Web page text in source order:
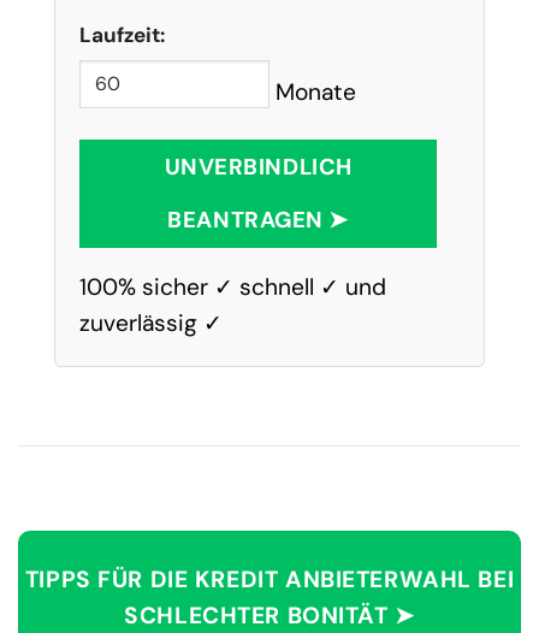
Laufzeit:
Monate
UNVERBINDLICH
BEANTRAGEN ➤
100% sicher ✓ schnell ✓ und
zuverlässig ✓
TIPPS FÜR DIE KREDIT ANBIETERWAHL BEI
SCHLECHTER BONITÄT ➤